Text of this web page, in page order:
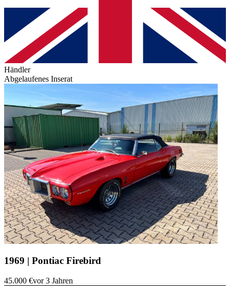
Händler
Abgelaufenes Inserat
1969 | Pontiac Firebird
45.000 €vor 3 Jahren